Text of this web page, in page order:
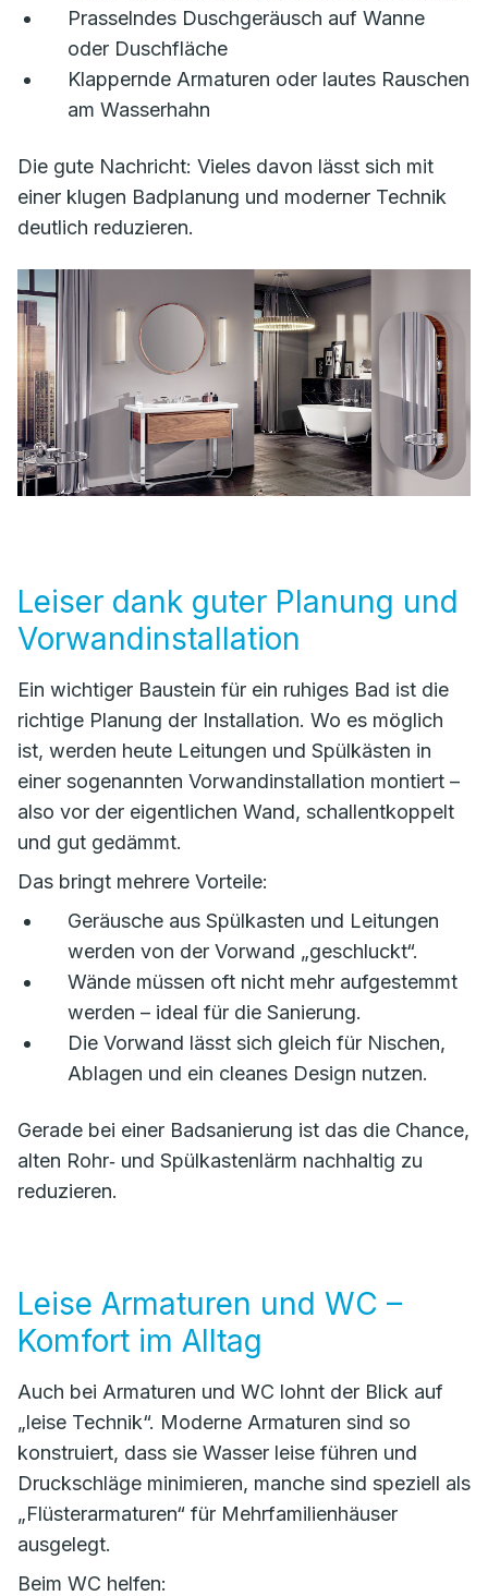
Prasselndes Duschgeräusch auf Wanne
oder Duschfläche
Klappernde Armaturen oder lautes Rauschen
am Wasserhahn
Die gute Nachricht: Vieles davon lässt sich mit
einer klugen Badplanung und moderner Technik
deutlich reduzieren.
Leiser dank guter Planung und
Vorwandinstallation
Ein wichtiger Baustein für ein ruhiges Bad ist die
richtige Planung der Installation. Wo es möglich
ist, werden heute Leitungen und Spülkästen in
einer sogenannten Vorwandinstallation montiert –
also vor der eigentlichen Wand, schallentkoppelt
und gut gedämmt.
Das bringt mehrere Vorteile:
Geräusche aus Spülkasten und Leitungen
werden von der Vorwand „geschluckt“.
Wände müssen oft nicht mehr aufgestemmt
werden – ideal für die Sanierung.
Die Vorwand lässt sich gleich für Nischen,
Ablagen und ein cleanes Design nutzen.
Gerade bei einer Badsanierung ist das die Chance,
alten Rohr‑ und Spülkastenlärm nachhaltig zu
reduzieren.
Leise Armaturen und WC –
Komfort im Alltag
Auch bei Armaturen und WC lohnt der Blick auf
„leise Technik“. Moderne Armaturen sind so
konstruiert, dass sie Wasser leise führen und
Druckschläge minimieren, manche sind speziell als
„Flüsterarmaturen“ für Mehrfamilienhäuser
ausgelegt.
Beim WC helfen: